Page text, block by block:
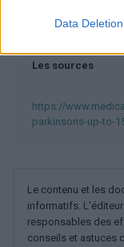
Data Deletion
Les sources
https://
parkinsons-up-to-
Le contenu et les
informatifs.
responsables des
conseils et astuces